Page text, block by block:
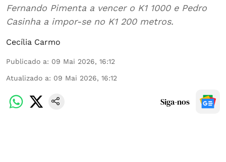
Fernando Pimenta a vencer o K1 1000 e Pedro
Casinha a impor-se no K1 200 metros.
Cecília Carmo
Publicado a: 09 Mai 2026, 16:12
Atualizado a: 09 Mai 2026, 16:12
Siga-nos